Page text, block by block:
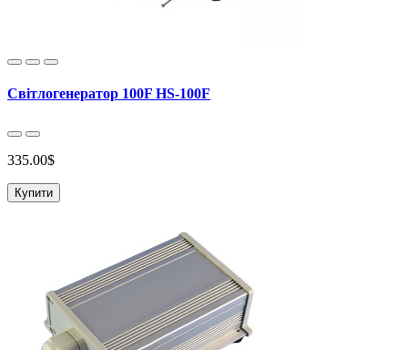
Світлогенератор 100F HS-100F
335.00$
Купити